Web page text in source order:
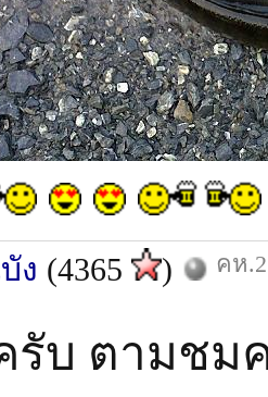
ง (4365 ) คห
รับ ตามชม